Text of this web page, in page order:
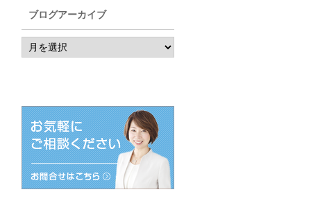
ブログアーカイブ
ブ
ロ
カ
イ
ブ